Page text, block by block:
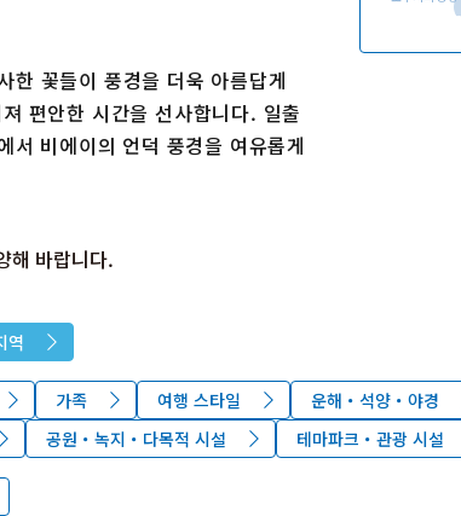
한 꽃들이 풍경을 더욱 아름답게
편안한 시간을 선사합니다. 일출
서 비에이의 언덕 풍경을 여유롭게
해 바랍니다.
역
가족 여행 스타일 운해・석양・야경
공원・녹지・다목적 시설 테마파크・관광 시설